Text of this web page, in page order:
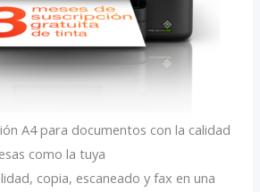
A4 para documentos con la calidad
como la tuya
copia, escaneado y fax en una